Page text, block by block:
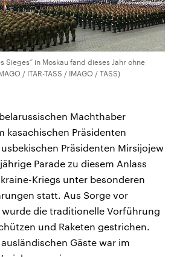
Sieges“ in Moskau fand dieses Jahr ohne
/ ITAR-TASS / IMAGO / TASS)
Machthaber
kasachischen Präsidenten
Präsidenten Mirsijojew
Parade zu diesem Anlass
Kriegs unter besonderen
statt. Aus Sorge vor
die traditionelle Vorführung
und Raketen gestrichen.
Gäste war im